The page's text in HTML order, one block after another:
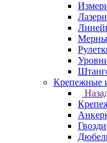
Крепежные
Гвозди